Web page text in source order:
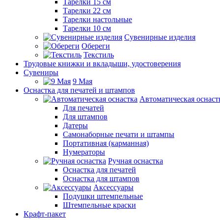
Тарелки 15 см
Тарелки 22 см
Тарелки настольные
Тарелки 10 см
Сувенирные изделия
Обереги
Текстиль
Трудовые книжки и вкладыши, удостоверения
Сувениры
9 Мая
Оснастка для печатей и штампов
Автоматическая
Для печатей
Для штампов
Датеры
Самонаборные печати и штампы
Портативная (карманная)
Нумераторы
Ручная оснастка
Оснастка для печатей
Оснастка для штампов
Аксессуары
Подушки штемпельные
Штемпельные краски
Крафт-пакет